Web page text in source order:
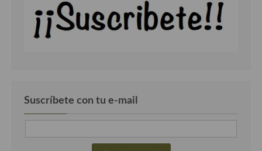
Suscríbete con tu e-mail